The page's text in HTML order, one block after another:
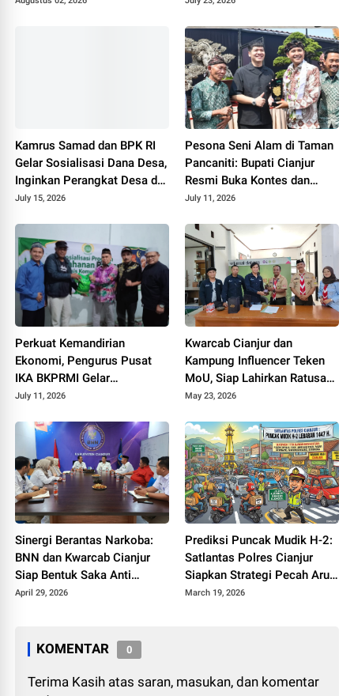
Kamrus Samad dan BPK RI
Gelar Sosialisasi Dana Desa,
Inginkan Perangkat Desa di
Cianjur Tidur Nyenyak Tanpa
July 15, 2026
Pesona Seni Alam di Taman
Pancaniti: Bupati Cianjur
Resmi Buka Kontes dan
Pameran Bonsai dan Suiseki
July 11, 2026
Perkuat Kemandirian
Ekonomi, Pengurus Pusat
IKA BKPRMI Gelar
Sosialisasi Ketahanan
July 11, 2026
Kwarcab Cianjur dan
Kampung Influencer Teken
MoU, Siap Lahirkan Ratusan
Kreator Konten Edukatif
May 23, 2026
Sinergi Berantas Narkoba:
BNN dan Kwarcab Cianjur
Siap Bentuk Saka Anti
Narkotika
April 29, 2026
Prediksi Puncak Mudik H-2:
Satlantas Polres Cianjur
Siapkan Strategi Pecah Arus
ke Jalur Alternatif
March 19, 2026
KOMENTAR 0
Terima Kasih atas saran, masukan, dan komentar